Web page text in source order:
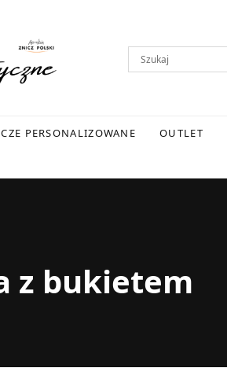
PERSONALIZOWANE OUTLET
z bukietem